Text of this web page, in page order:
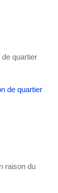
quartier
raison du